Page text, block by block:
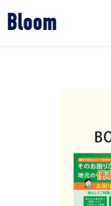
Bloom